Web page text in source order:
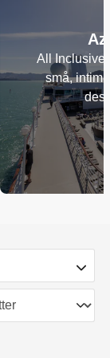
All Inclusive
små,